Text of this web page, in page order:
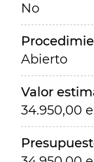
No
Abierto
Valor
34.950,00